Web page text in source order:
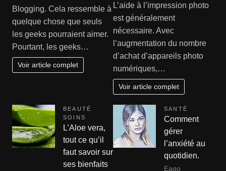
Blogging. Cela ressemble à
quelque chose que seuls
les geeks pourraient aimer.
Pourtant, les geeks…
Voir article complet
L’aide à l’impression photo
est généralement
nécessaire. Avec
l’augmentation du nombre
d’achat d’appareils photo
numériques,…
Voir article complet
BEAUTÉ
SOINS
L’Aloe vera,
tout ce qu’il
faut savoir sur
ses bienfaits
SANTÉ
Comment
gérer
l’anxiété au
quotidien.
Eago